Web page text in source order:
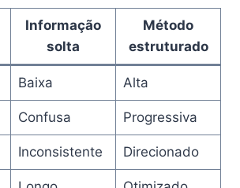
Informação
solta
Método
estruturado
Baixa Alta
Confusa Progressiva
Inconsistente Direcionado